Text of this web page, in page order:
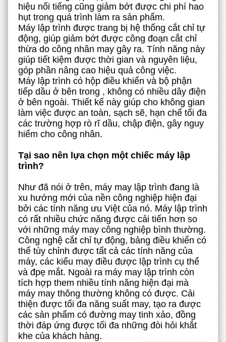
hiệu nổi tiếng cũng giảm bớt được chi phí hao
hụt trong quá trình làm ra sản phẩm.
Máy lập trình được trang bị hệ thống cắt chỉ tự
động, giúp giảm bớt được công đoạn cắt chỉ
thừa do công nhân may gây ra. Tính năng này
giúp tiết kiệm được thời gian và nguyên liệu,
góp phần nâng cao hiệu quả công việc.
Máy lập trình có hộp điều khiển và bộ phận
tiếp dầu ở bên trong , không có nhiều dây điện
ở bên ngoài. Thiết kế này giúp cho không gian
làm việc được an toàn, sạch sẽ, hạn chế tối đa
các trường hợp rò rĩ dầu, chập điện, gây nguy
hiểm cho công nhân.
Tại sao nên lựa chọn một chiếc máy lập
trình?
Như đã nói ở trên, máy may lập trình đang là
xu hướng mới của nền công nghiệp hiện đại
bởi các tính năng ưu Việt của nó. Máy lập trình
có rất nhiều chức năng được cải tiến hơn so
với những máy may công nghiệp bình thường.
Công nghệ cắt chỉ tự động, bảng điều khiển có
thể tùy chỉnh được tất cả các tính năng của
máy, các kiểu may điều được lập trình cụ thể
và đpẹ mắt. Ngoài ra máy may lập trình còn
tích hợp them nhiều tính năng hiện đại mà
máy may thông thường không có được. Cải
thiện được tối đa năng suất may, tạo ra được
các sản phẩm có đường may tinh xảo, đồng
thời đáp ứng được tối đa những đòi hỏi khắt
khe của khách hàng.